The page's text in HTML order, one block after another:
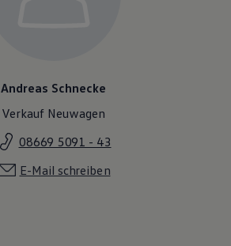
Andreas Schnecke
Verkauf Neuwagen
08669 5091 - 43
E-Mail schreiben